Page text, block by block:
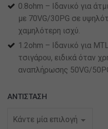
0.8ohm – Ιδανικό για
με 70VG/30PG σε
χαμηλότερη ισχύ.
1.2ohm – Ιδανικό για
τσιγάρου, ειδικά όταν
αναπλήρωσης 50VG/
ΑΝΤΊΣΤΑΣΗ